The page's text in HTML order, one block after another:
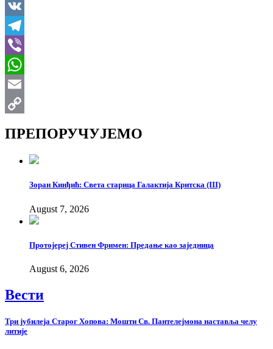
LinkedIn
VK
Telegram
Viber
WhatsApp
Email
ПРЕПОРУЧУЈЕМО
Зоран Кинђић: Света старица Галактија Критска (III)
August 7, 2026
Протојереј Стивен Фримен: Предање као заједница
August 6, 2026
Вести
Три јубилеја Старог Хопова: Мошти Св. Пантелејмона наставља челу
литије